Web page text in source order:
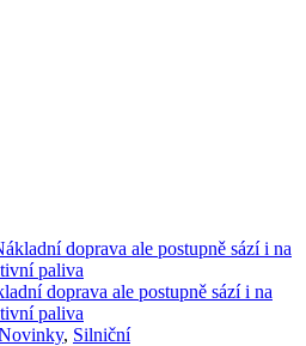
doprava ale postupně sází i na
paliva
, Silniční